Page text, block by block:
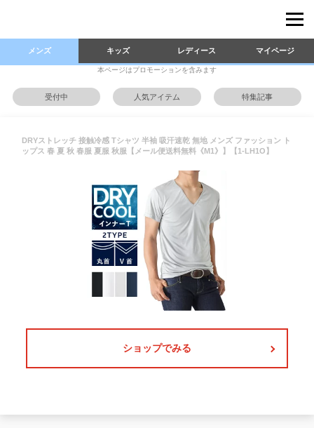
メンズ キッズ レディース マイページ
本ページはプロモーションを含みます
受付中 人気アイテム 特集記事
DRYストレッチ 接触冷感 Tシャツ 半袖 吸汗速乾 無地 メンズ ファッション ト
ップス 春 夏 秋 春服 夏服 秋服【メール便送料無料《M1》】【1-LH1O】
ショップでみる